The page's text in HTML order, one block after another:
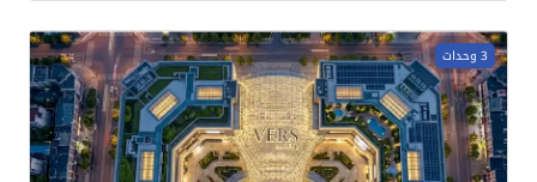
3 وحدات